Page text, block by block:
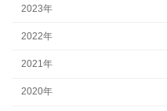
2023年
2022年
2021年
2020年